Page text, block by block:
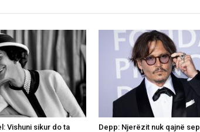
Vishuni sikur do ta
Depp: Njerëzit nuk qajnë